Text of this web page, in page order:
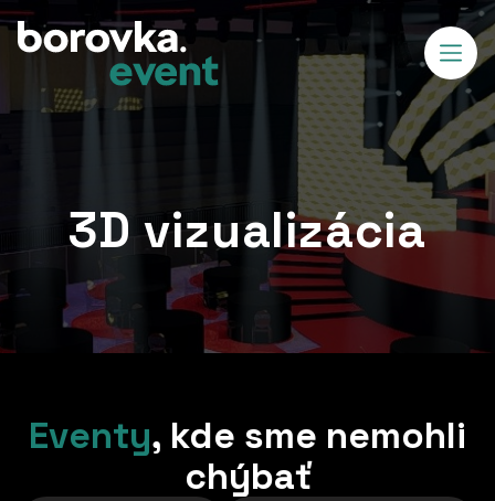
3D vizualizácia
Eventy, kde sme nemohli
chýbať